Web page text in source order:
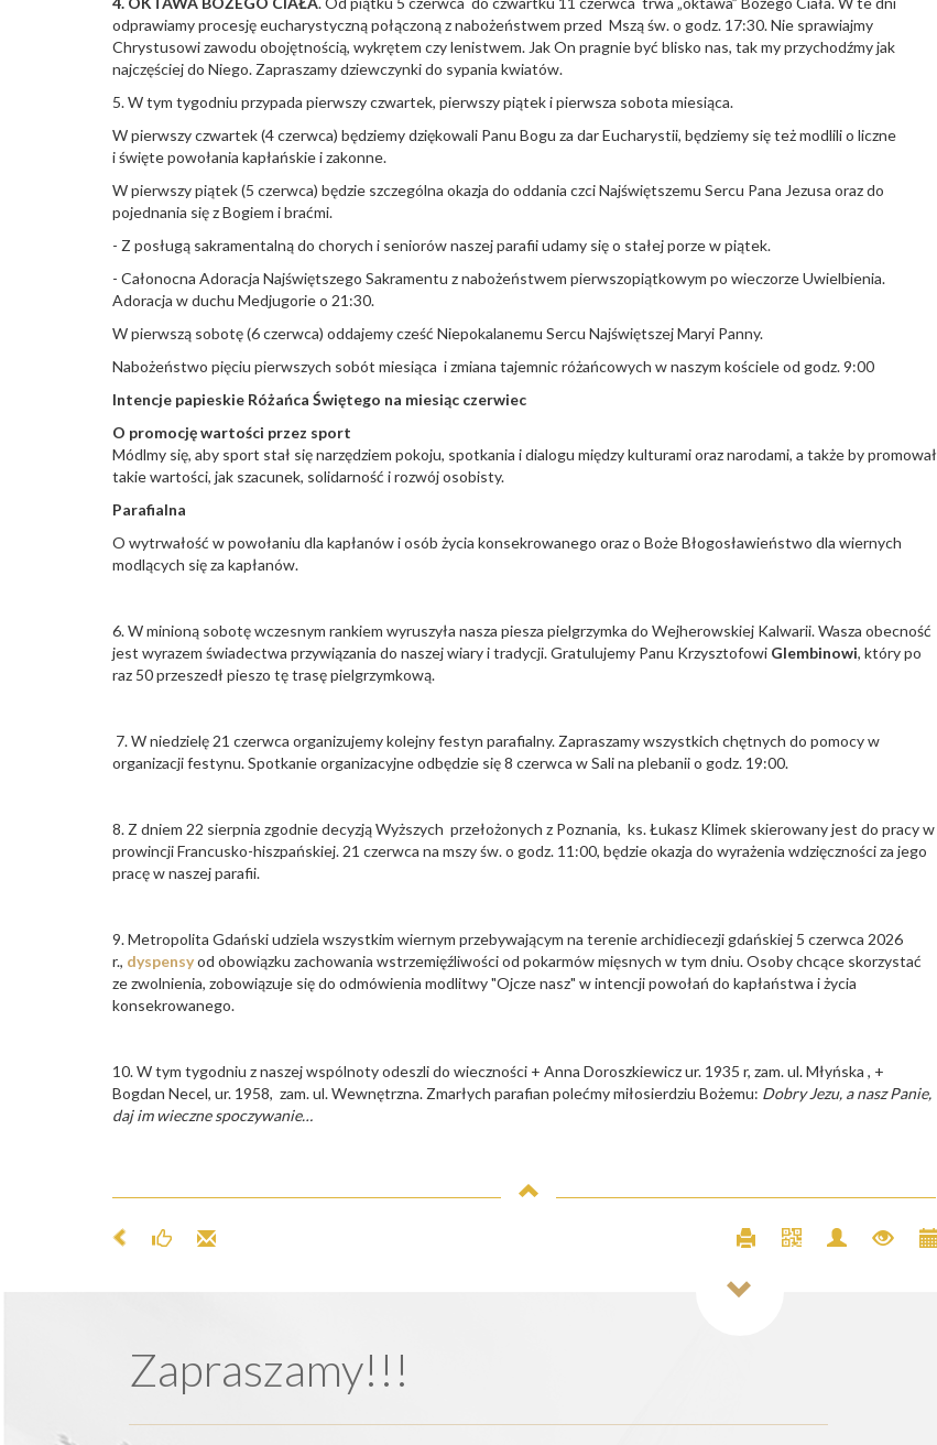
odprawiamy procesję eucharystyczną połączoną z nabożeństwem przed Mszą św. o godz. 17:30. Nie sprawiajmy
Chrystusowi zawodu obojętnością, wykrętem czy lenistwem. Jak On pragnie być blisko nas, tak my przychodźmy jak
najczęściej do Niego. Zapraszamy dziewczynki do sypania kwiatów.
5. W tym tygodniu przypada pierwszy czwartek, pierwszy piątek i pierwsza sobota miesiąca.
W pierwszy czwartek (4 czerwca) będziemy dziękowali Panu Bogu za dar Eucharystii, będziemy się też modlili o liczne
i święte powołania kapłańskie i zakonne.
W pierwszy piątek (5 czerwca) będzie szczególna okazja do oddania czci Najświętszemu Sercu Pana Jezusa oraz do
pojednania się z Bogiem i braćmi.
- Z posługą sakramentalną do chorych i seniorów naszej parafii udamy się o stałej porze w piątek.
- Całonocna Adoracja Najświętszego Sakramentu z nabożeństwem pierwszopiątkowym po wieczorze Uwielbienia.
Adoracja w duchu Medjugorie o 21:30.
W pierwszą sobotę (6 czerwca) oddajemy cześć Niepokalanemu Sercu Najświętszej Maryi Panny.
Nabożeństwo pięciu pierwszych sobót miesiąca i zmiana tajemnic różańcowych w naszym kościele od godz. 9:00
Intencje papieskie Różańca Świętego na miesiąc czerwiec
O promocjęwartości przez sport
Módlmy się, aby sport stał się narzędziem pokoju, spotkania i dialogu między kulturami oraz narodami, a także by promował
takie wartości, jak szacunek, solidarność i rozwój osobisty.
Parafialna
O wytrwałość w powołaniu dla kapłanów i osób życia konsekrowanego oraz o Boże Błogosławieństwo dla wiernych
modlących się za kapłanów.
6. W minioną sobotę wczesnym rankiem wyruszyła nasza piesza pielgrzymka do Wejherowskiej Kalwarii. Wasza obecność
jest wyrazem świadectwa przywiązania do naszej wiary i tradycji. Gratulujemy Panu Krzysztofowi Glembinowi, który po
raz 50 przeszedł pieszo tę trasę pielgrzymkową.
7. W niedzielę 21 czerwca organizujemy kolejny festyn parafialny. Zapraszamy wszystkich chętnych do pomocy w
organizacji festynu. Spotkanie organizacyjne odbędzie się 8 czerwca w Sali na plebanii o godz. 19:00.
8. Z dniem 22 sierpnia zgodnie decyzją Wyższych przełożonych z Poznania, ks. Łukasz Klimek skierowany jest do pracy w
prowincji Francusko-hiszpańskiej. 21 czerwca na mszy św. o godz. 11:00, będzie okazja do wyrażenia wdzięczności za jego
pracę w naszej parafii.
9. Metropolita Gdański udziela wszystkim wiernym przebywającym na terenie archidiecezji gdańskiej 5 czerwca 2026
r., dyspensyod obowiązku zachowania wstrzemięźliwości od pokarmów mięsnych w tym dniu. Osoby chcące skorzystać
ze zwolnienia, zobowiązuje się do odmówienia modlitwy "Ojcze nasz" w intencji powołań do kapłaństwa i życia
konsekrowanego.
10. W tym tygodniu z naszej wspólnoty odeszli do wieczności + Anna Doroszkiewicz ur. 1935 r, zam. ul. Młyńska , +
Bogdan Necel, ur. 1958, zam. ul. Wewnętrzna. Zmarłych parafian polećmy miłosierdziu Bożemu: Dobry Jezu, a nasz Panie,
daj im wieczne spoczywanie…
Zapraszamy!!!